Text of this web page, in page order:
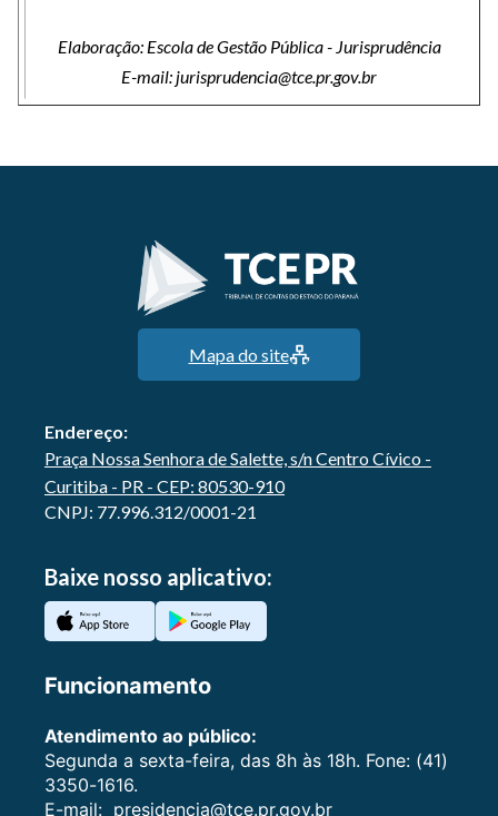
Elaboração: Escola de Gestão Pública - Jurisprudência
E-mail: jurisprudencia@tce.pr.gov.br
Mapa do site
Endereço:
Praça Nossa Senhora de Salette, s/n Centro Cívico -
Curitiba - PR - CEP: 80530-910
CNPJ: 77.996.312/0001-21
Baixe nosso aplicativo:
Funcionamento
Atendimento ao público:
Segunda a sexta-feira, das 8h às 18h. Fone: (41)
3350-1616.
E-mail: presidencia@tce.pr.gov.br